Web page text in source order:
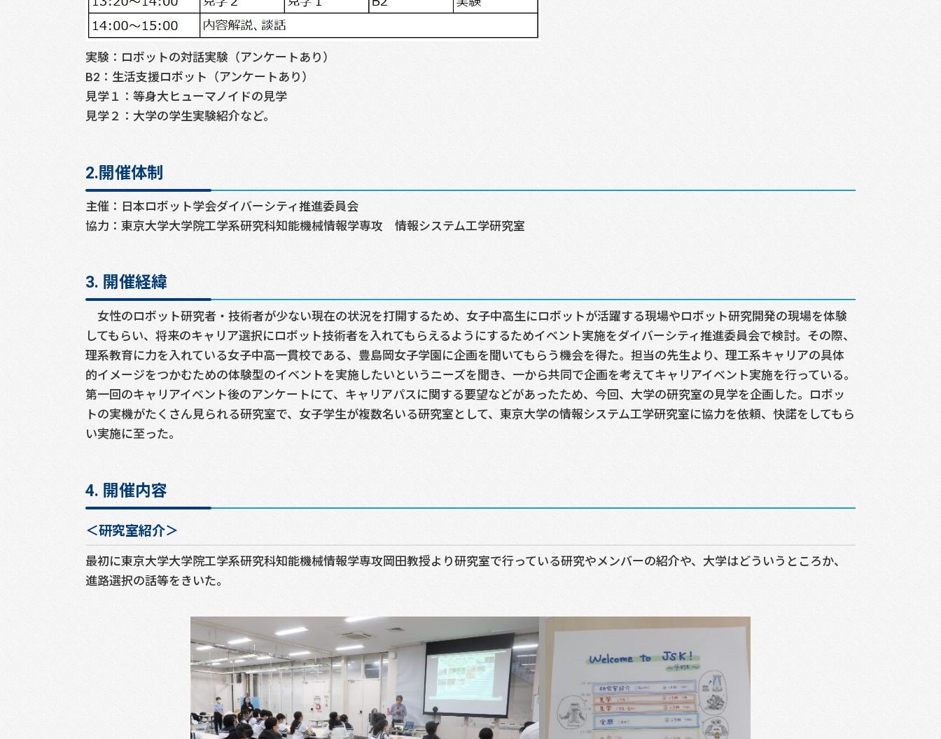
実験：ロボットの対話実験（アンケートあり）
B2：生活支援ロボット（アンケートあり）
見学１：等身大ヒューマノイドの見学
見学２：大学の学生実験紹介など。
2.開催体制
主催：日本ロボット学会ダイバーシティ推進委員会
協力：東京大学大学院工学系研究科知能機械情報学専攻 情報システム工学研究室
3. 開催経緯
女性のロボット研究者・技術者が少ない現在の状況を打開するため、女子中高生にロボットが活躍する現場やロボット研究開発の現場を体験
してもらい、将来のキャリア選択にロボット技術者を入れてもらえるようにするためイベント実施をダイバーシティ推進委員会で検討。その際、
理系教育に力を入れている女子中高一貫校である、豊島岡女子学園に企画を聞いてもらう機会を得た。担当の先生より、理工系キャリアの具体
的イメージをつかむための体験型のイベントを実施したいというニーズを聞き、一から共同で企画を考えてキャリアイベント実施を行っている。
第一回のキャリアイベント後のアンケートにて、キャリアパスに関する要望などがあったため、今回、大学の研究室の見学を企画した。ロボッ
トの実機がたくさん見られる研究室で、女子学生が複数名いる研究室として、東京大学の情報システム工学研究室に協力を依頼、快諾をしてもら
い実施に至った。
4. 開催内容
＜研究室紹介＞
最初に東京大学大学院工学系研究科知能機械情報学専攻岡田教授より研究室で行っている研究やメンバーの紹介や、大学はどういうところか、
進路選択の話等をきいた。